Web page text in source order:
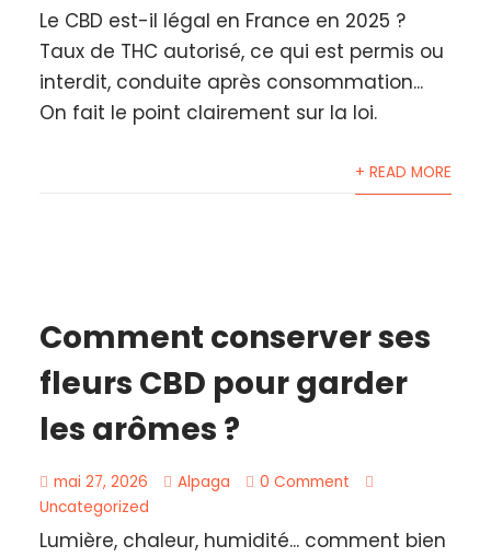
Le CBD est-il légal en France en 2025 ?
Taux de THC autorisé, ce qui est permis ou
interdit, conduite après consommation...
On fait le point clairement sur la loi.
+ READ MORE
Comment conserver ses
fleurs CBD pour garder
les arômes ?
mai 27, 2026 Alpaga
0 Comment
Uncategorized
Lumière, chaleur, humidité... comment bien